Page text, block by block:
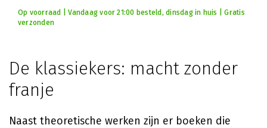
Op voorraad | Vandaag voor 21:00 besteld, dinsdag in huis | Gratis
verzonden
De klassiekers: macht zonder
franje
Naast theoretische werken zijn er boeken die